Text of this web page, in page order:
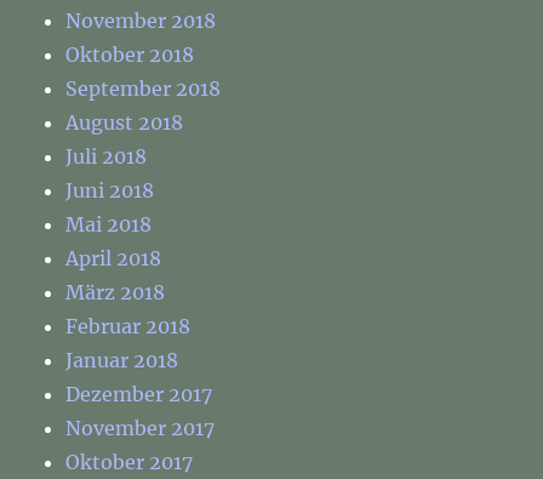
November 2018
Oktober 2018
September 2018
August 2018
Juli 2018
Juni 2018
Mai 2018
April 2018
März 2018
Februar 2018
Januar 2018
Dezember 2017
November 2017
Oktober 2017